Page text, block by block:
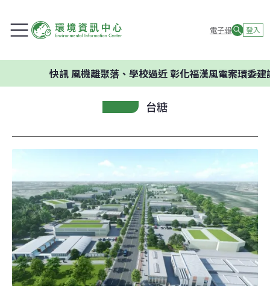
電子報 登入
風機離聚落、學校過近 彰化福漢風電案環委建議不應開
台糖